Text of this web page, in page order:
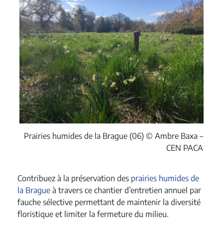
Prairies humides de la Brague (06) © Ambre Baxa –
CEN PACA
Contribuez à la préservation des prairies humides de
la Brague à travers ce chantier d’entretien annuel par
fauche sélective permettant de maintenir la diversité
floristique et limiter la fermeture du milieu.